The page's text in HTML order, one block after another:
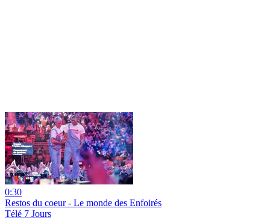
0:30
Restos du coeur - Le monde des Enfoirés
Télé 7 Jours